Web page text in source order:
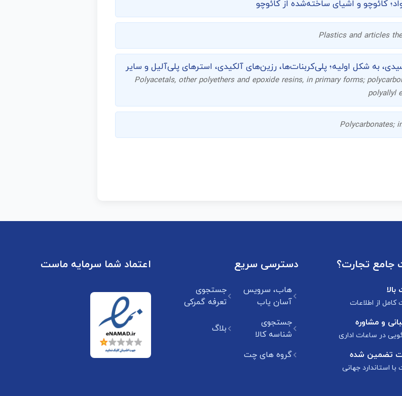
کائوچو و اشیای ساخته‌شده از کائوچو
Plastics and articles
به شکل اولیه؛ پلی‌کربنات‌ها، رزین‌های آلکیدی، استرهای پلی‌آلیل و سایر
Polyacetals, other polyethers and epoxide resins, in primary forms;
polyallyl
Polycarbonates;
جامع تجارت؟
از اطلاعات
و مشاوره
در ساعات اداری
تضمین شده
استاندارد جهانی
دسترسی سریع
هاب، سرویس
آسان یاب
جستجوی
تعرفه گمرکی
جستجوی
شناسه کالا
بلاگ
گروه های چت
اعتماد شما سرمایه ماست